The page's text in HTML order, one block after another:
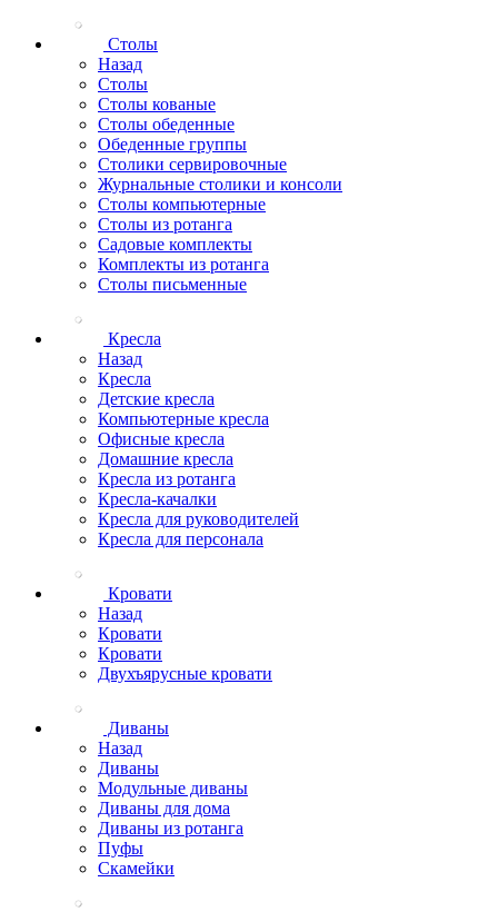
Столы
Назад
Столы
Столы кованые
Столы обеденные
Обеденные группы
Столики сервировочные
Журнальные столики и консоли
Столы компьютерные
Столы из ротанга
Садовые комплекты
Комплекты из ротанга
Столы письменные
Кресла
Назад
Кресла
Детские кресла
Компьютерные кресла
Офисные кресла
Домашние кресла
Кресла из ротанга
Кресла-качалки
Кресла для руководителей
Кресла для персонала
Кровати
Назад
Кровати
Кровати
Двухъярусные кровати
Диваны
Назад
Диваны
Модульные диваны
Диваны для дома
Диваны из ротанга
Пуфы
Скамейки